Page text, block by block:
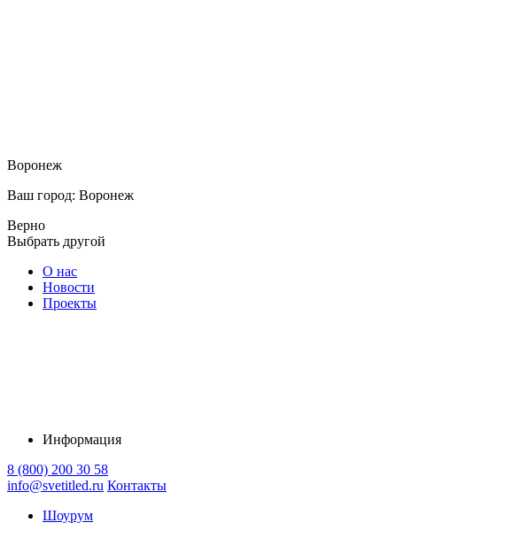
Воронеж
Ваш город: Воронеж
Верно
Выбрать другой
О нас
Новости
Проекты
Информация
8 (800) 200 30 58
info@svetitled.ru Контакты
Шоурум